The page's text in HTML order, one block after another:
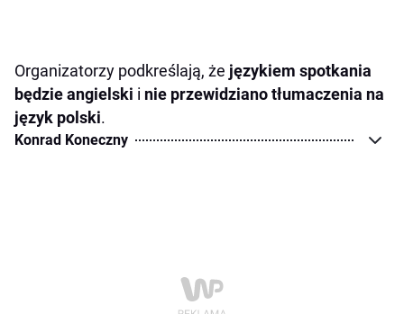
Organizatorzy podkreślają, że językiem spotkania
będzie angielski i nie przewidziano tłumaczenia na
język polski.
Konrad Koneczny